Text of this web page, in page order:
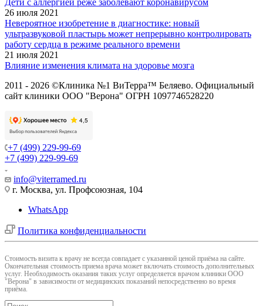
Дети с аллергией реже заболевают коронавирусом
26 июля 2021
Невероятное изобретение в диагностике: новый
ультразвуковой пластырь может непрерывно контролировать
работу сердца в режиме реального времени
21 июля 2021
Влияние изменения климата на здоровье мозга
2011 - 2026 ©Клиника №1 ВиТерра™ Беляево. Официальный
сайт клиники ООО "Верона" ОГРН 1097746528220
+7 (499) 229-99-69
+7 (499) 229-99-69
info@viterramed.ru
г. Москва, ул. Профсоюзная, 104
WhatsApp
Политика конфиденциальности
Cтоимость визита к врачу не всегда совпадает с указанной ценой приёма на сайте.
Окончательная стоимость приема врача может включать стоимость дополнительных
услуг. Необходимость оказания таких услуг определяется врачом клиники ООО
"Верона" в зависимости от медицинских показаний непосредственно во время
приёма.